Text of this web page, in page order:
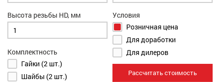
Высота резьбы HD, мм
Комплектность
Гайки (2 шт.)
Шайбы (2 шт.)
Условия
Розничная цена
Для доработки
Для дилеров
Рассчитать стоимость